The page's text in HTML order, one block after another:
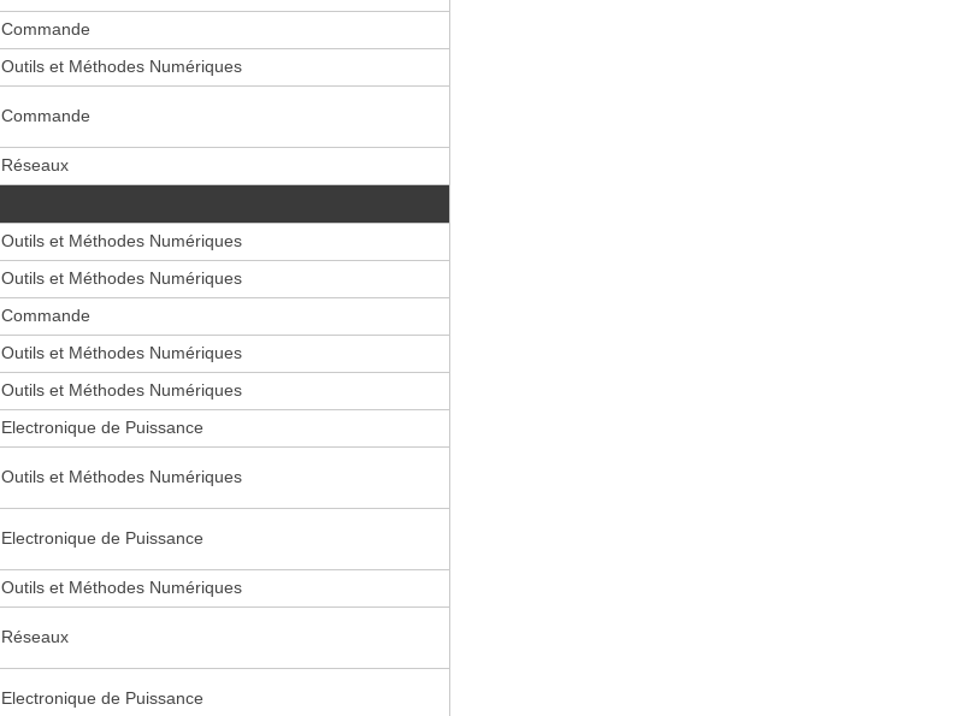
Commande
Outils et Méthodes Numériques
Commande
Réseaux
Outils et Méthodes Numériques
Outils et Méthodes Numériques
Commande
Outils et Méthodes Numériques
Outils et Méthodes Numériques
Electronique de Puissance
Outils et Méthodes Numériques
Electronique de Puissance
Outils et Méthodes Numériques
Réseaux
Electronique de Puissance